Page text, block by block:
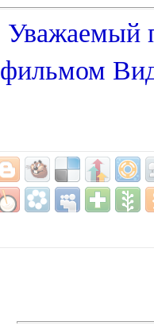
Уважаемый
фильмом